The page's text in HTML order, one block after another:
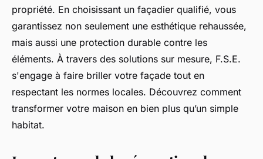
propriété. En choisissant un façadier qualifié, vous
garantissez non seulement une esthétique rehaussée,
mais aussi une protection durable contre les
éléments. À travers des solutions sur mesure, F.S.E.
s'engage à faire briller votre façade tout en
respectant les normes locales. Découvrez comment
transformer votre maison en bien plus qu’un simple
habitat.